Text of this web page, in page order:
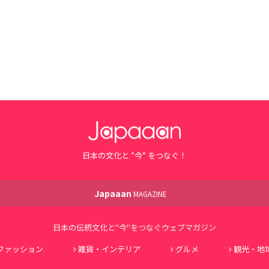
日本の文化と ”今” をつなぐ！
Japaaan MAGAZINE
日本の伝統文化と"今"をつなぐウェブマガジン
ァッション 雑貨・インテリア グルメ 観光・地